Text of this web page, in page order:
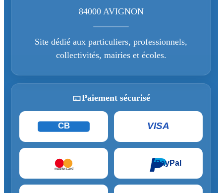
84000 AVIGNON
Site dédié aux particuliers, professionnels,
collectivités, mairies et écoles.
Paiement sécurisé
CB VISA
mastercard
PayPal